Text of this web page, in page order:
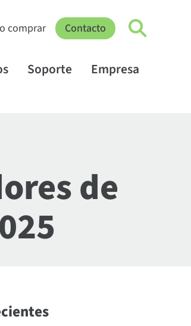
comprar Contacto
Soporte Empresa
de